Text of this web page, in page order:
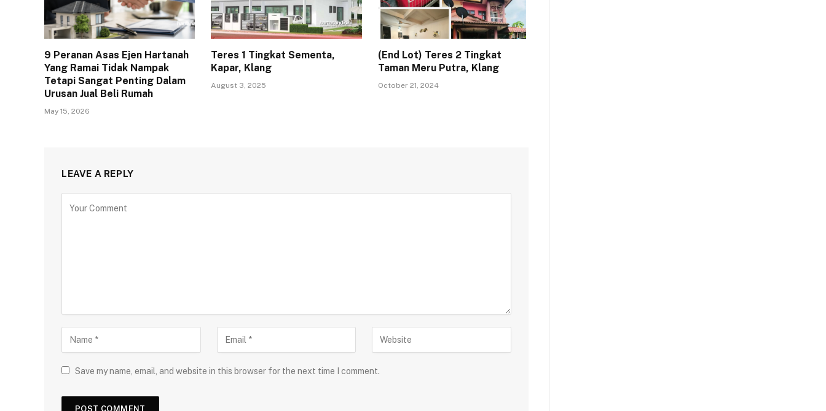
9 Peranan Asas Ejen Hartanah
Yang Ramai Tidak Nampak
Tetapi Sangat Penting Dalam
Urusan Jual Beli Rumah
May 15, 2026
Teres 1 Tingkat Sementa,
Kapar, Klang
August 3, 2025
(End Lot) Teres 2 Tingkat
Taman Meru Putra, Klang
October 21, 2024
LEAVE A REPLY
Save my name, email, and website in this browser for the next time I comment.